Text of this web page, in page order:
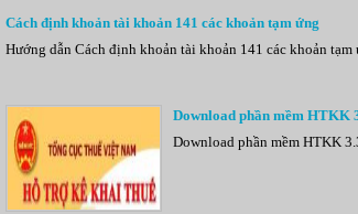
Cách định khoản tài khoản 141 các khoản tạm ứng
Hướng dẫn Cách định khoản tài khoản 141 các khoản tạm
Download phần mềm HTKK
Download phần mềm HTKK